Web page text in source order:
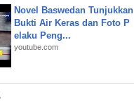
Novel Baswedan Tunjukkan
Bukti Air Keras dan Foto P
elaku Peng...
youtube.com